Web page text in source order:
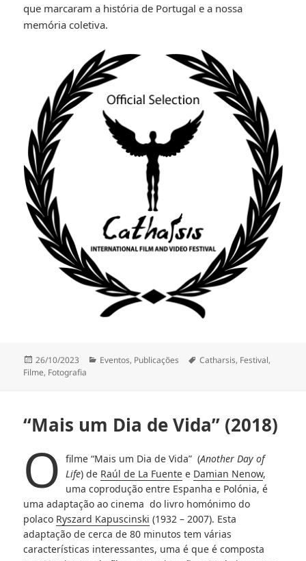
que marcaram a história de Portugal e a nossa
memória coletiva.
Publicado
a
26/10/2023 Categorias
Eventos, Publicações Etiquetas
Catharsis, Festival,
Filme, Fotografia
“Mais um Dia de Vida” (2018)
O filme “Mais um Dia de Vida” (Another Day of
Life) de Raúl de La Fuente e Damian Nenow,
uma coprodução entre Espanha e Polónia, é
uma adaptação ao cinema do livro homónimo do
polaco Ryszard Kapuscinski (1932 – 2007). Esta
adaptação de cerca de 80 minutos tem várias
características interessantes, uma é que é composta